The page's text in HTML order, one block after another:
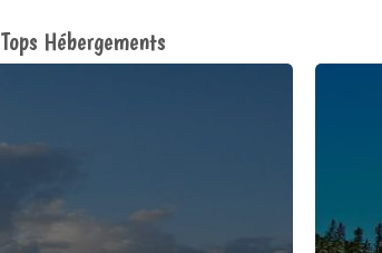
Tops Hébergements